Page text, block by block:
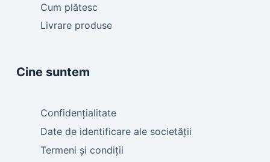
Cum plătesc
Livrare produse
Cine suntem
Confidențialitate
Date de identificare ale societății
Termeni și condiții